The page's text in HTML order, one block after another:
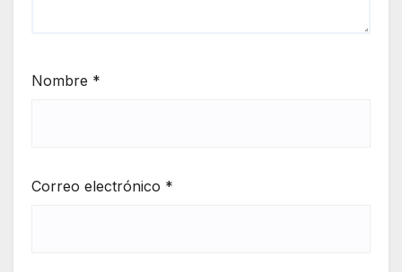
Nombre *
Correo electrónico *